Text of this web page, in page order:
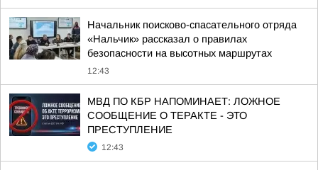
Начальник поисково-спасательного отряда
«Нальчик» рассказал о правилах
безопасности на высотных маршрутах
12:43
МВД ПО КБР НАПОМИНАЕТ: ЛОЖНОЕ
СООБЩЕНИЕ О ТЕРАКТЕ - ЭТО
ПРЕСТУПЛЕНИЕ
12:43